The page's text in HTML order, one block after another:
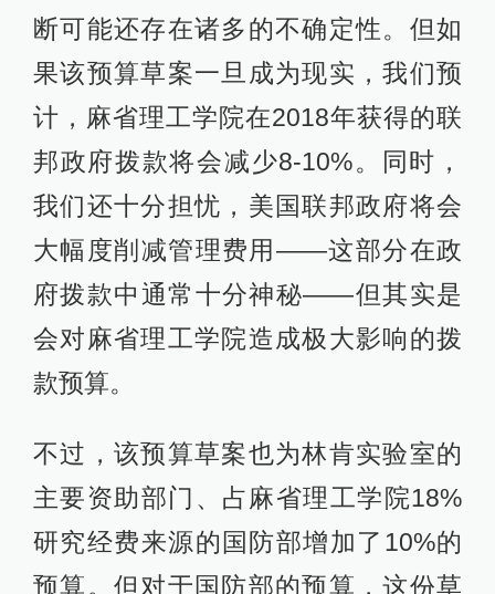
断可能还存在诸多的不确定性。但如
果该预算草案一旦成为现实，我们预
计，麻省理工学院在2018年获得的联
邦政府拨款将会减少8-10%。同时，
我们还十分担忧，美国联邦政府将会
大幅度削减管理费用——这部分在政
府拨款中通常十分神秘——但其实是
会对麻省理工学院造成极大影响的拨
款预算。
不过，该预算草案也为林肯实验室的
主要资助部门、占麻省理工学院18%
研究经费来源的国防部增加了10%的
预算。但对于国防部的预算，这份草